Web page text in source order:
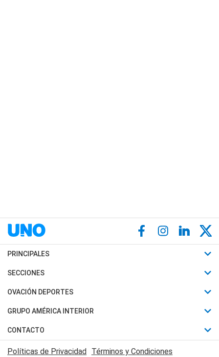
PRINCIPALES
Últimas Noticias
Política
Judiciales
Economia
SECCIONES
Horóscopo
Motores
Trucos caseros
Series y Películas
OVACIÓN DEPORTES
Fútbol
Mundial
Automovilismo
GRUPO AMÉRICA INTERIOR
Canal 7 en Vivo
CONTACTO
Acerca de Nosotros
Políticas de Privacidad Términos y Condiciones